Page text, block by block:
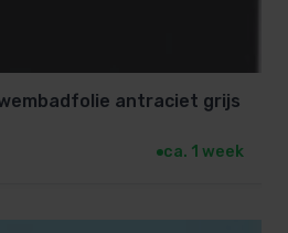
antraciet grijs
ca. 1 week